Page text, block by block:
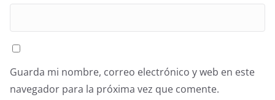
Guarda mi nombre, correo electrónico y web en este
navegador para la próxima vez que comente.